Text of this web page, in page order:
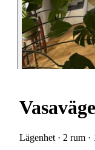
Lägenhet · 2 rum ·